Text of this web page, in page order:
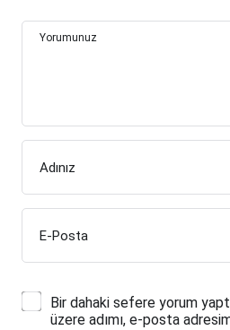
Yorumunuz
Adınız
E-Posta
Bir dahaki sefere yorum
üzere adımı, e-posta